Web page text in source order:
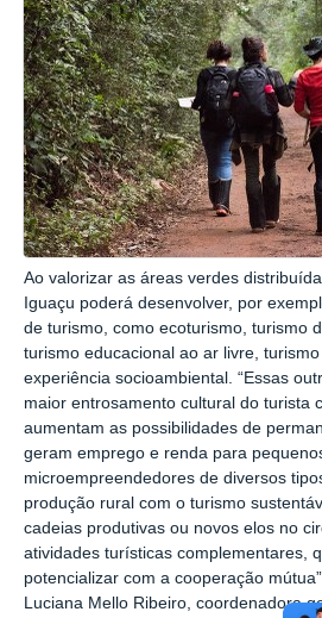
Ao valorizar as áreas verdes
Iguaçu poderá desenvolver, por
de turismo, como ecoturismo, turismo
turismo educacional ao ar livre,
experiência socioambiental. “Essas
maior entrosamento cultural do turista
aumentam as possibilidades de
geram emprego e renda para
microempreendedores de diversos
produção rural com o turismo
cadeias produtivas ou novos elos no
atividades turísticas complementares,
potencializar com a cooperação
Luciana Mello Ribeiro, coordenadora